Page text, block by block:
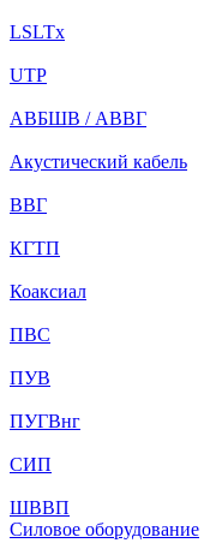
LSLTx
UTP
АВБШВ / АВВГ
Акустический кабель
ВВГ
КГТП
Коаксиал
ПВС
ПУВ
ПУГВнг
СИП
ШВВП
Силовое оборудование